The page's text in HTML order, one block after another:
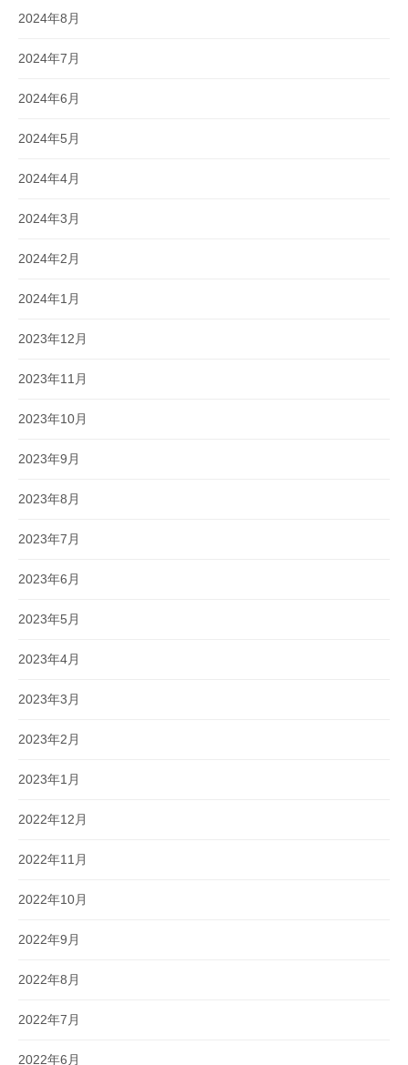
2024年8月
2024年7月
2024年6月
2024年5月
2024年4月
2024年3月
2024年2月
2024年1月
2023年12月
2023年11月
2023年10月
2023年9月
2023年8月
2023年7月
2023年6月
2023年5月
2023年4月
2023年3月
2023年2月
2023年1月
2022年12月
2022年11月
2022年10月
2022年9月
2022年8月
2022年7月
2022年6月